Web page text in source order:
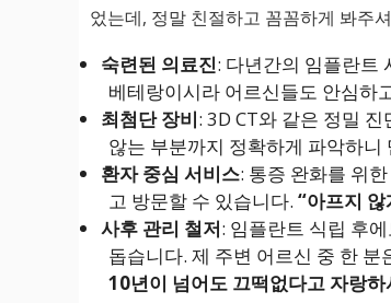
었는데, 정말 친절하고 꼼꼼하게 봐주
숙련된 의료진: 다년간의 임플란트
베테랑이시라 어르신들도 안심하
최첨단 장비: 3D CT와 같은 정밀
않는 부분까지 정확하게 파악하니
환자 중심 서비스: 통증 완화를 위
고 방문할 수 있습니다. “아프지
사후 관리 철저: 임플란트 식립 후
돕습니다. 제 주변 어르신 중 한
10년이 넘어도 끄떡없다고 자랑